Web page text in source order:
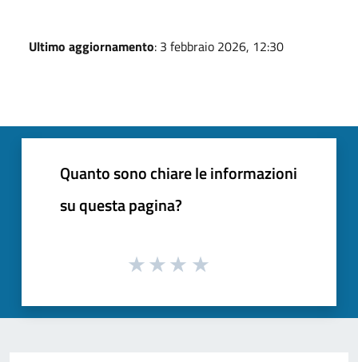
Ultimo aggiornamento: 3 febbraio 2026, 12:30
Quanto sono chiare le informazioni
su questa pagina?